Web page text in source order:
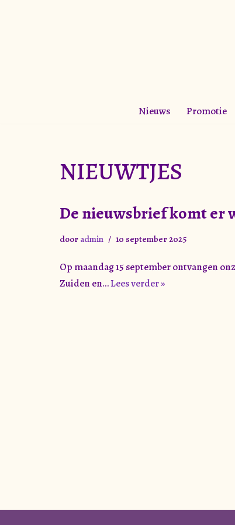
Nieuws Promotie
NIEUWTJES
De nieuwsbrief komt er
dooradmin 10 september 2025
Op maandag 15 september ontvangen
Zuiden en…Lees verder »